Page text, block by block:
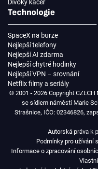
Divoký kačer
Technologie
SpaceX na burze
Nejlepší telefony
Nejlepší AI zdarma
Nejlepší chytré hodinky
Nejlepší VPN – srovnání
Netflix filmy a seriály
© 2001 - 2026 Copyright CZECH
se sídlem náměstí Marie
Strašnice, IČO: 02346826,
Autorská práva k
Podmínky pro užívání
Informace o zpracování